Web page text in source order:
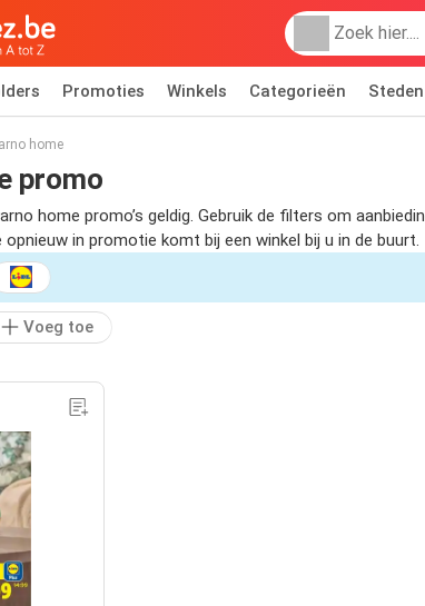
Promoties Winkels Categorieën Steden
home
promo
home promo’s geldig. Gebruik de filters om
in promotie komt bij een winkel bij u in de buurt.
Voeg toe